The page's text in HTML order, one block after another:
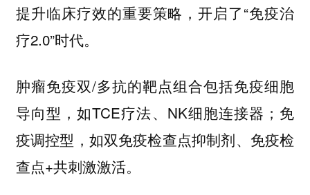
提升临床疗效的重要策略，开启了“免疫治
疗2.0”时代。
肿瘤免疫双/多抗的靶点组合包括免疫细胞
导向型，如TCE疗法、NK细胞连接器；免
疫调控型，如双免疫检查点抑制剂、免疫检
查点+共刺激激活。